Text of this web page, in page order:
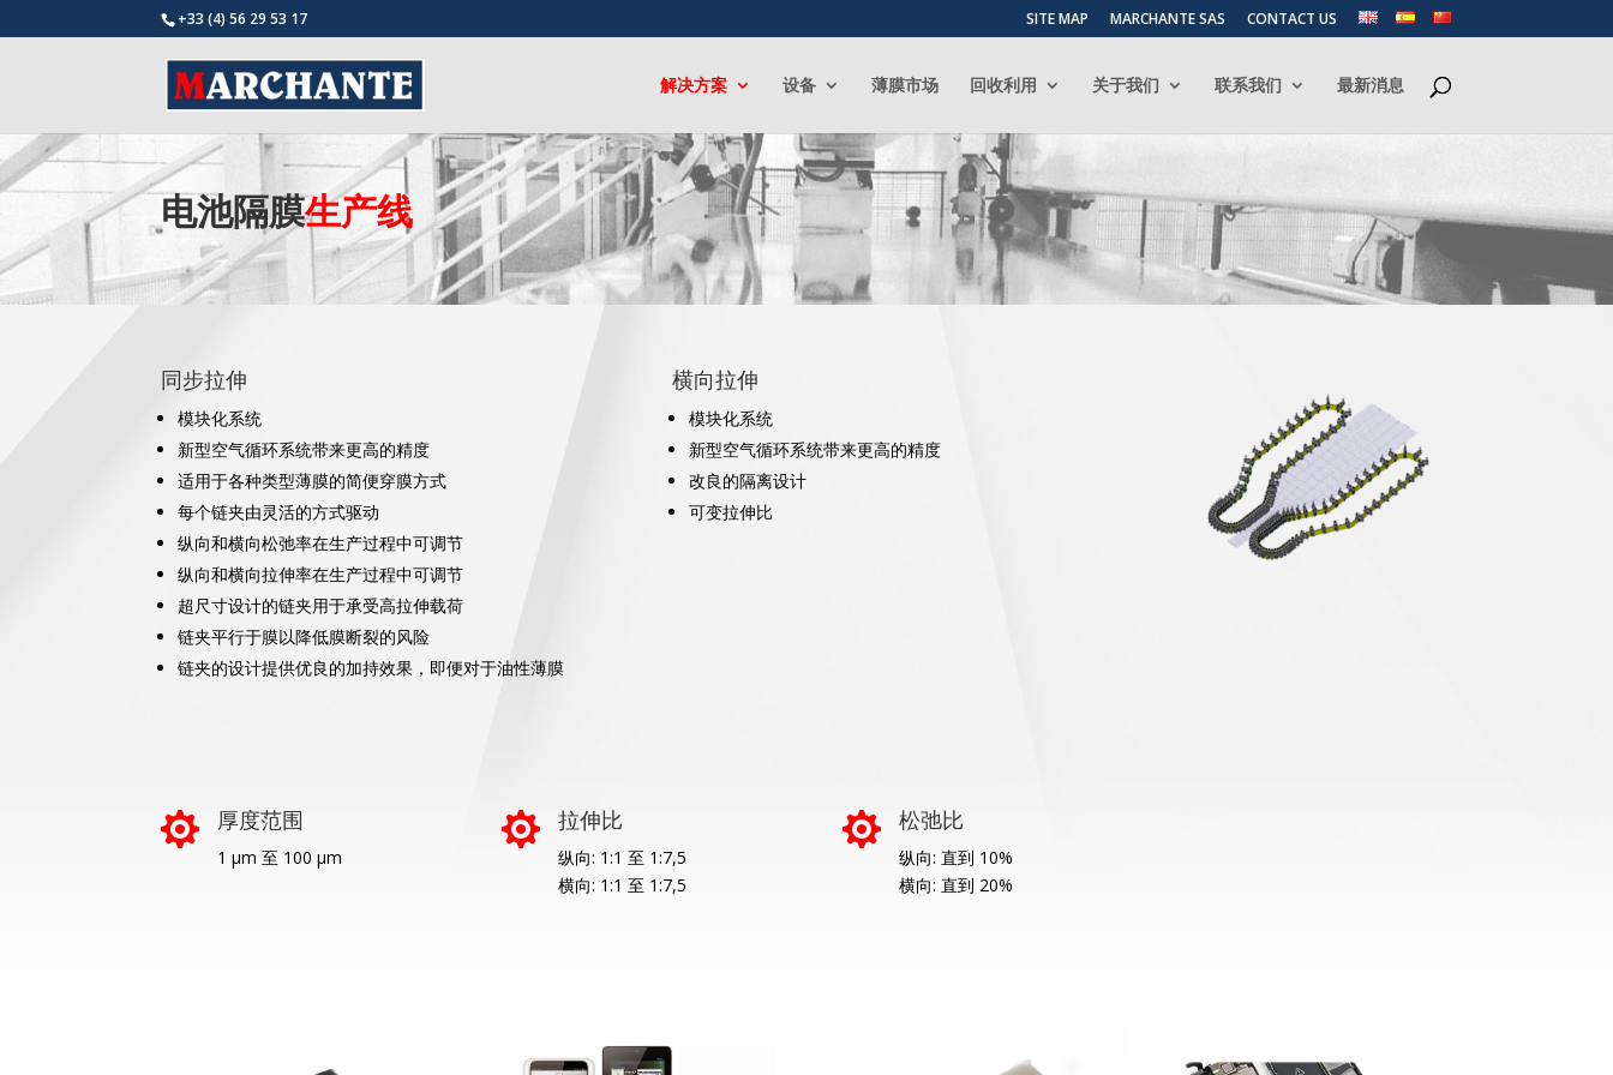
+33 (4) 56 29 53 17 SITE MAP MARCHANTE SAS CONTACT US
解决方案 设备 薄膜市场 回收利用 关于我们 联系我们 最新消息
电池隔膜生产线
同步拉伸
模块化系统
新型空气循环系统带来更高的精度
适用于各种类型薄膜的简便穿膜方式
每个链夹由灵活的方式驱动
纵向和横向松弛率在生产过程中可调节
纵向和横向拉伸率在生产过程中可调节
超尺寸设计的链夹用于承受高拉伸载荷
链夹平行于膜以降低膜断裂的风险
链夹的设计提供优良的加持效果，即便对于油性薄膜
横向拉伸
模块化系统
新型空气循环系统带来更高的精度
改良的隔离设计
可变拉伸比
 厚度范围
1 µm 至 100 µm
 拉伸比
纵向: 1:1 至 1:7,5
横向: 1:1 至 1:7,5
 松弛比
纵向: 直到 10%
横向: 直到 20%